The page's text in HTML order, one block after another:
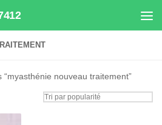
“myasthénie nouveau traitement”